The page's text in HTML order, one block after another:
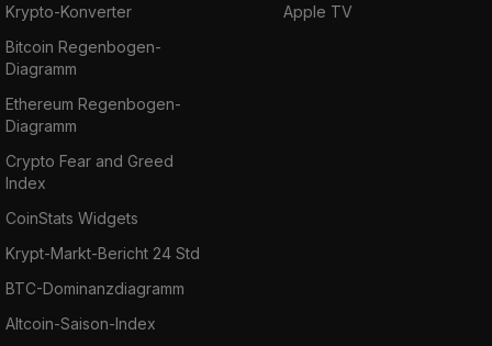
Krypto-Konverter
Bitcoin Regenbogen-
Diagramm
Ethereum Regenbogen-
Diagramm
Crypto Fear and Greed
Index
CoinStats Widgets
Krypt-Markt-Bericht 24 Std
BTC-Dominanzdiagramm
Altcoin-Saison-Index
Apple TV